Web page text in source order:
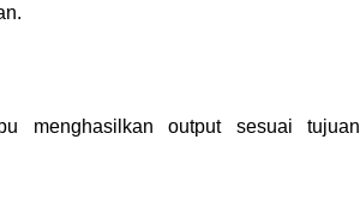
menghasilkan output sesuai tujuan